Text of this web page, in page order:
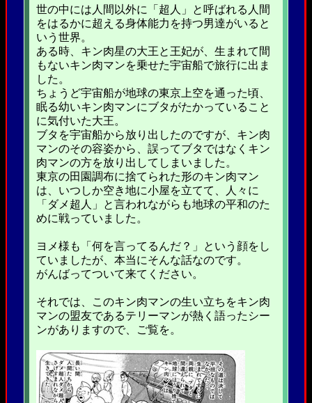
世の中には人間以外に「超人」と呼ばれる人間
をはるかに超える身体能力を持つ男達がいると
いう世界。
ある時、キン肉星の大王と王妃が、生まれて間
もないキン肉マンを乗せた宇宙船で旅行に出ま
した。
ちょうど宇宙船が地球の東京上空を通った頃、
眠る幼いキン肉マンにブタがたかっていること
に気付いた大王。
ブタを宇宙船から放り出したのですが、キン肉
マンのその容姿から、誤ってブタではなくキン
肉マンの方を放り出してしまいました。
東京の田園調布に捨てられた形のキン肉マン
は、いつしか空き地に小屋を立てて、人々に
「ダメ超人」と言われながらも地球の平和のた
めに戦っていました。
ヨメ様も「何を言ってるんだ？」という顔をし
ていましたが、本当にそんな話なのです。
がんばってついて来てください。
それでは、このキン肉マンの生い立ちをキン肉
マンの盟友であるテリーマンが熱く語ったシー
ンがありますので、ご覧を。